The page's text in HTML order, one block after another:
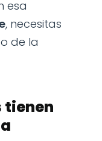
esa
, necesitas
de la
tienen